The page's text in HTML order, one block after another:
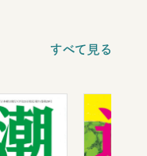
すべて見る